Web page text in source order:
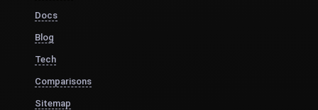
Docs
Blog
Tech
Comparisons
Sitemap